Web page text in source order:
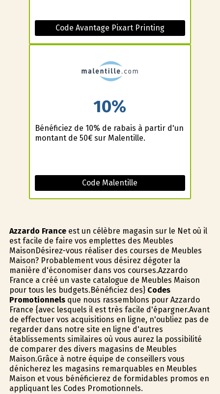
Code Avantage Pixart Printing
10%
Bénéficiez de 10% de rabais à partir d'un
montant de 50€ sur Malentille.
Code Malentille
Azzardo Franceest un célèbre magasin sur le Net où il
est facile de faire vos emplettes des Meubles
MaisonDésirez-vous réaliser des courses de Meubles
Maison? Probablement vous désirez dégoter la
manière d'économiser dans vos courses.Azzardo
France a créé un vaste catalogue de Meubles Maison
pour tous les budgets.Bénéficiez des} Codes
Promotionnelsque nous rassemblons pour Azzardo
France {avec lesquels il est très facile d'épargner.Avant
de effectuer vos acquisitions en ligne, n'oubliez pas de
regarder dans notre site en ligne d'autres
établissements similaires où vous aurez la possibilité
de comparer des divers magasins de Meubles
Maison.Grâce à notre équipe de conseillers vous
dénicherez les magasins remarquables en Meubles
Maison et vous bénéficierez de formidables promos en
appliquant les Codes Promotionnels.